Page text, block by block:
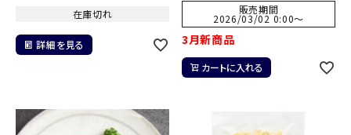
在庫切れ
詳細を見る
販売期間
2026/03/02 0:00〜
3月新商品
カートに入れる